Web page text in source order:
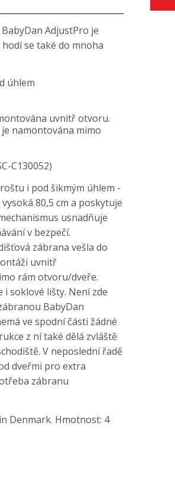
AdjustPro je
se také do mnoha
úhlem
uvnitř otvoru.
namontována mimo
C130052)
i pod šikmým úhlem -
80,5 cm a poskytuje
usnadňuje
v bezpečí.
zábrana vešla do
uvnitř
rám otvoru/dveře.
soklové lišty. Není zde
BabyDan
ve spodní části žádné
z ní také dělá zvláště
V neposlední řadě
dveřmi pro extra
zábranu
Denmark. Hmotnost: 4